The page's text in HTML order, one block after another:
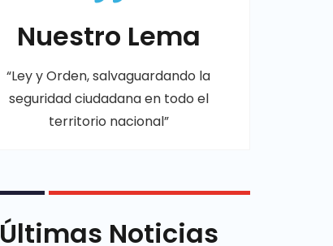
Nuestro Lema
“Ley y Orden, salvaguardando la
seguridad ciudadana en todo el
territorio nacional”
Últimas Noticias